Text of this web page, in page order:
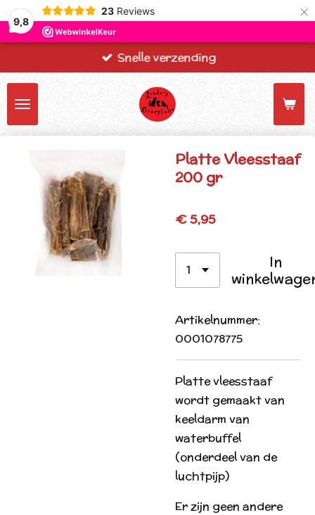
9,8
23 Reviews ×
Snelle verzending
Platte Vleesstaaf
200 gr
€ 5,95
In
Artikelnummer:
0001078775
Platte vleesstaaf
wordt gemaakt van
keeldarm van
waterbuffel
(onderdeel van de
luchtpijp)
Er zijn geen andere